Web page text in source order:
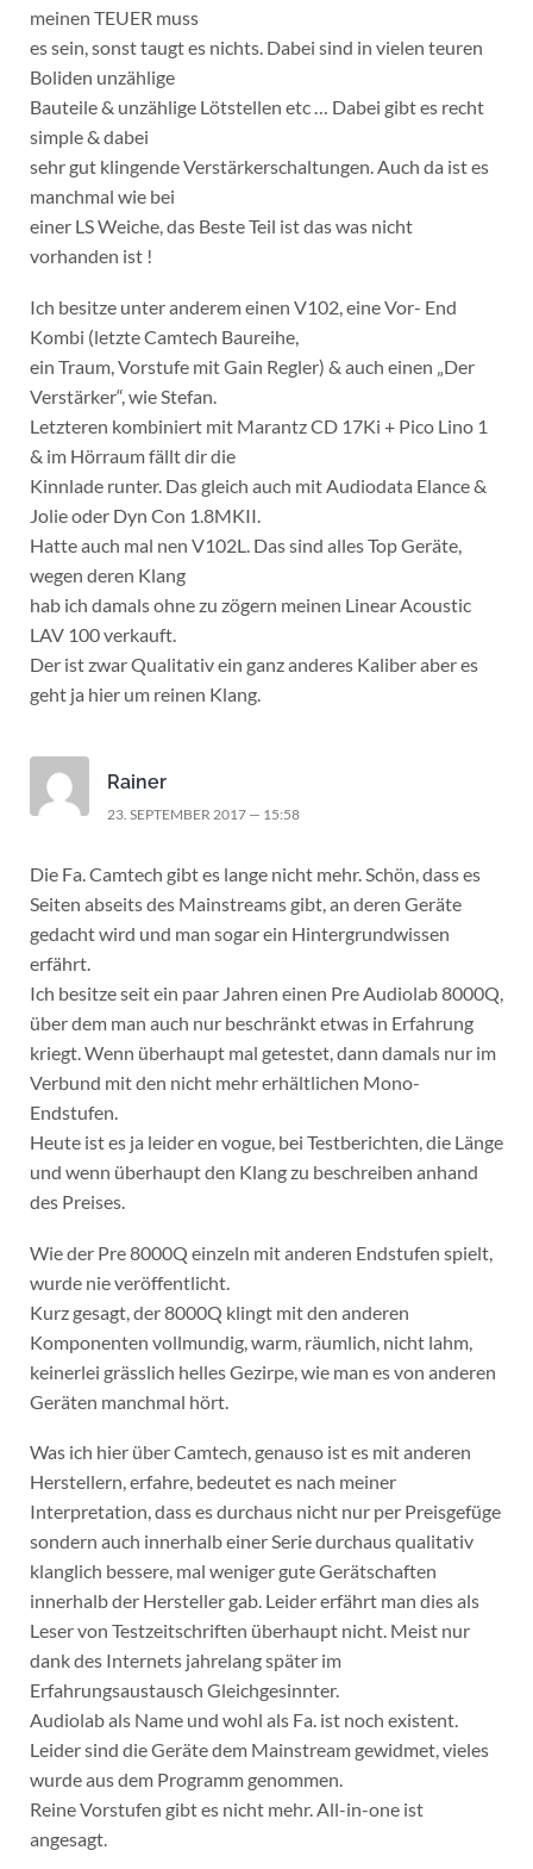
meinen TEUER muss
es sein, sonst taugt es nichts. Dabei sind in vielen teuren
Boliden unzählige
Bauteile & unzählige Lötstellen etc … Dabei gibt es recht
simple & dabei
sehr gut klingende Verstärkerschaltungen. Auch da ist es
manchmal wie bei
einer LS Weiche, das Beste Teil ist das was nicht
vorhanden ist !
Ich besitze unter anderem einen V102, eine Vor- End
Kombi (letzte Camtech Baureihe,
ein Traum, Vorstufe mit Gain Regler) & auch einen „Der
Verstärker“, wie Stefan.
Letzteren kombiniert mit Marantz CD 17Ki + Pico Lino 1
& im Hörraum fällt dir die
Kinnlade runter. Das gleich auch mit Audiodata Elance &
Jolie oder Dyn Con 1.8MKII.
Hatte auch mal nen V102L. Das sind alles Top Geräte,
wegen deren Klang
hab ich damals ohne zu zögern meinen Linear Acoustic
LAV 100 verkauft.
Der ist zwar Qualitativ ein ganz anderes Kaliber aber es
geht ja hier um reinen Klang.
Rainer
23. SEPTEMBER 2017 — 15:58
Die Fa. Camtech gibt es lange nicht mehr. Schön, dass es
Seiten abseits des Mainstreams gibt, an deren Geräte
gedacht wird und man sogar ein Hintergrundwissen
erfährt.
Ich besitze seit ein paar Jahren einen Pre Audiolab 8000Q,
über dem man auch nur beschränkt etwas in Erfahrung
kriegt. Wenn überhaupt mal getestet, dann damals nur im
Verbund mit den nicht mehr erhältlichen Mono-
Endstufen.
Heute ist es ja leider en vogue, bei Testberichten, die Länge
und wenn überhaupt den Klang zu beschreiben anhand
des Preises.
Wie der Pre 8000Q einzeln mit anderen Endstufen spielt,
wurde nie veröffentlicht.
Kurz gesagt, der 8000Q klingt mit den anderen
Komponenten vollmundig, warm, räumlich, nicht lahm,
keinerlei grässlich helles Gezirpe, wie man es von anderen
Geräten manchmal hört.
Was ich hier über Camtech, genauso ist es mit anderen
Herstellern, erfahre, bedeutet es nach meiner
Interpretation, dass es durchaus nicht nur per Preisgefüge
sondern auch innerhalb einer Serie durchaus qualitativ
klanglich bessere, mal weniger gute Gerätschaften
innerhalb der Hersteller gab. Leider erfährt man dies als
Leser von Testzeitschriften überhaupt nicht. Meist nur
dank des Internets jahrelang später im
Erfahrungsaustausch Gleichgesinnter.
Audiolab als Name und wohl als Fa. ist noch existent.
Leider sind die Geräte dem Mainstream gewidmet, vieles
wurde aus dem Programm genommen.
Reine Vorstufen gibt es nicht mehr. All-in-one ist
angesagt.